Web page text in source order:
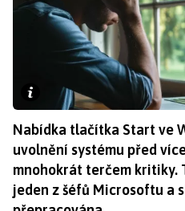
Nabídka tlačítka Start ve
uvolnění systému před
mnohokrát terčem kritiky.
jeden z šéfů Microsoftu a